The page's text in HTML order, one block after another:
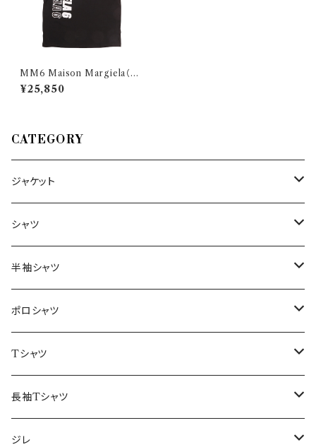
MM6 Maison Margiela（エ
ムエムシックス メゾンマルジェ
ラ） Uネック半袖Tシャツ S52G
¥25,850
CATEGORY
ジャケット
～44/S
46/M
48/L
50/XL～
シャツ
～44/S
46/M
48/L
50/XL～
半袖シャツ
～44/S
46/M
48/L
50/XL～
ポロシャツ
～44/S
46/M
48/L
Tシャツ
～44/S
46/M
長袖Tシャツ
～44/S
ジレ